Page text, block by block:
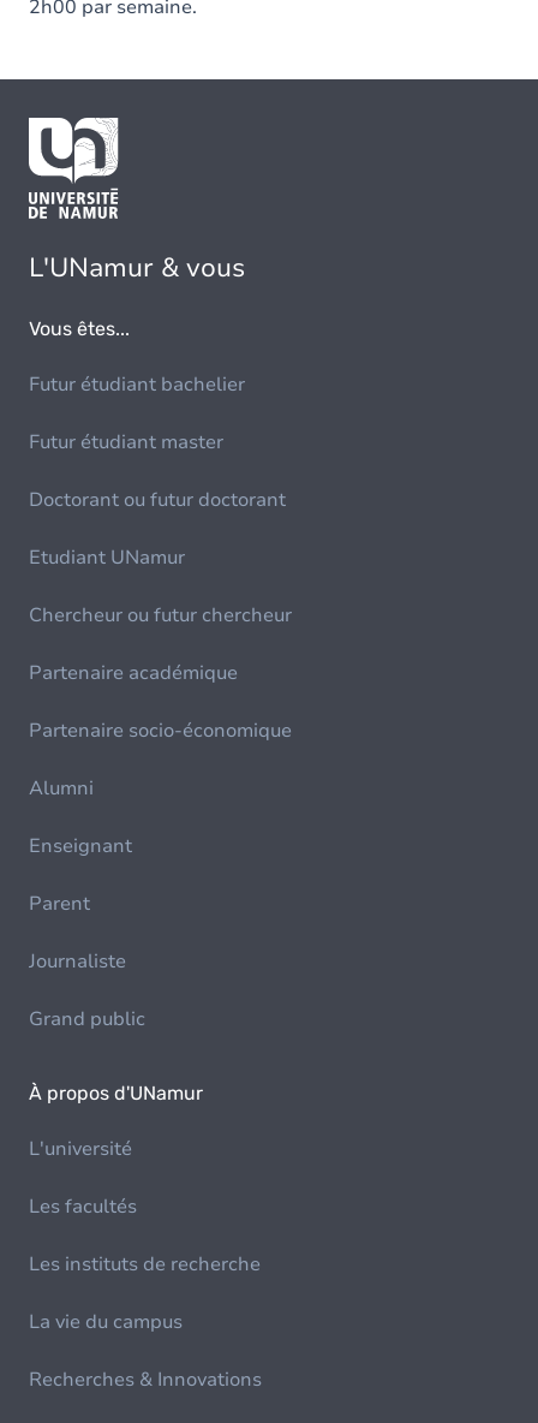
2h00 par semaine.
L'UNamur & vous
Vous êtes...
Futur étudiant bachelier
Futur étudiant master
Doctorant ou futur doctorant
Etudiant UNamur
Chercheur ou futur chercheur
Partenaire académique
Partenaire socio-économique
Alumni
Enseignant
Parent
Journaliste
Grand public
À propos d'UNamur
L'université
Les facultés
Les instituts de recherche
La vie du campus
Recherches & Innovations